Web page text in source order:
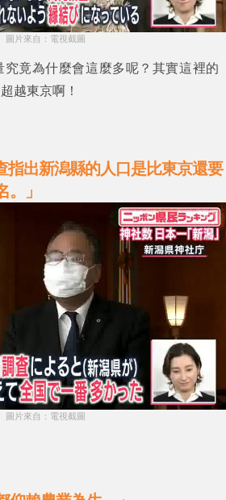
圖片來自：電視截圖
究竟為什麼會這麼多呢？其實這裡的
越東京啊！
指出新潟縣的人口是比東京還要
」
圖片來自：電視截圖